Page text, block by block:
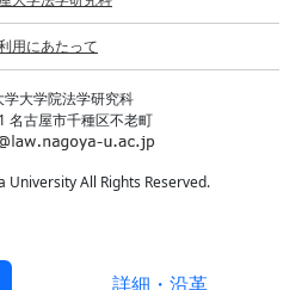
詳細・沿革
用にあたって
学大学院法学研究科
名古屋市千種区不老町
University All Rights Reserved.